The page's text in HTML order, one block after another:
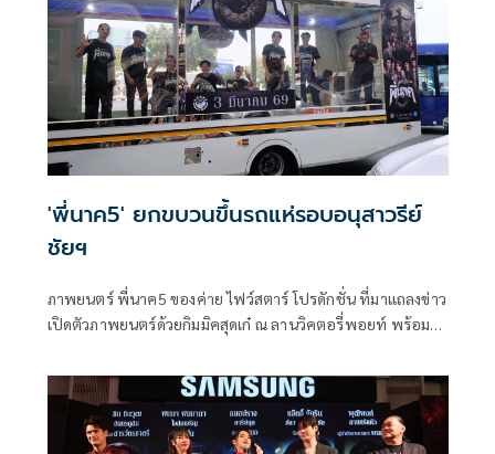
'พี่นาค5' ยกขบวนขึ้นรถแห่รอบอนุสาวรีย์
ชัยฯ
ภาพยนตร์ พี่นาค5 ของค่าย ไฟว์สตาร์ โปรดักชั่น ที่มาแถลงข่าว
เปิดตัวภาพยนตร์ด้วยกิมมิคสุดเก๋ ณ ลานวิคตอรี่พอยท์ พร้อม
รอบอนุสาวรีย์ชัยสมรภูมิ และเปิดประเดิมด้วยโชว์จากศิลปิน
SPRITE(สไปร์ท) ในเพลง ผีพี่นาค ซึ่งเป็นหนึ่งในเพลงประกอบ
ภาพยนตร์ พี่นาค5